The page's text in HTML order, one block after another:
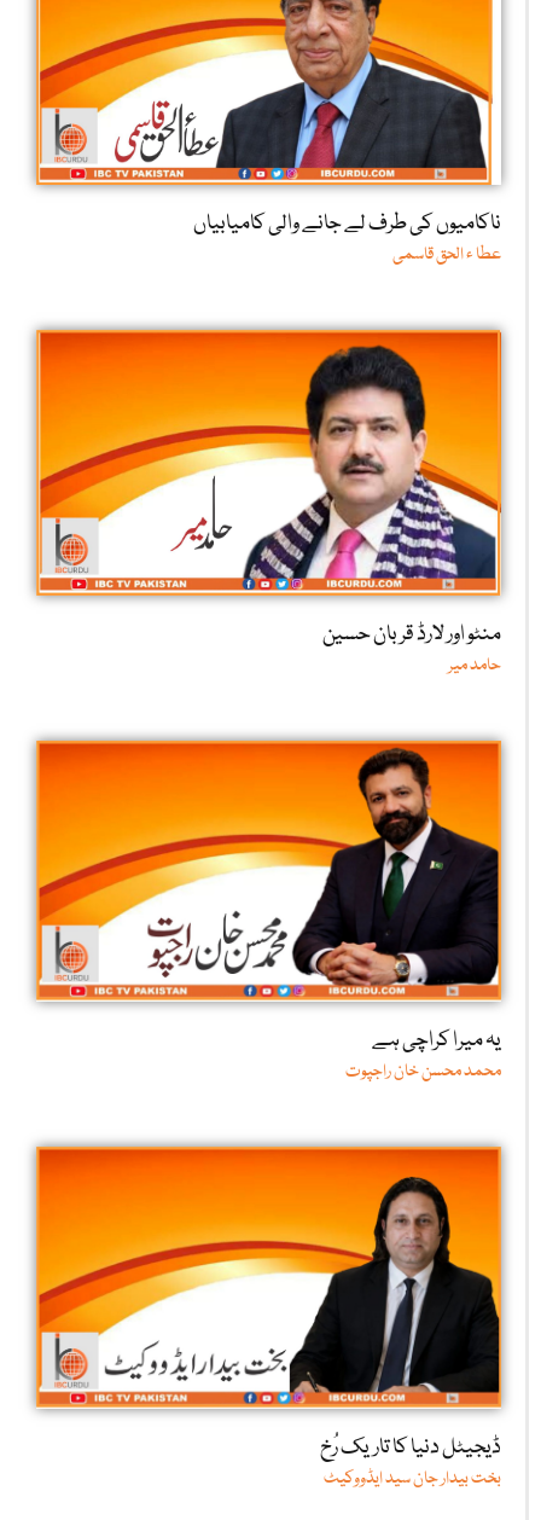
ناکامیوں کی طرف لے جانے والی کامیابیاں
عطا ء الحق قاسمی
منٹو اور لارڈ قربان حسین
حامد میر
یہ میرا کراچی ہے
محمد محسن خان راجپوت
ڈیجیٹل دنیا کا تاریک رُخ
بخت بیدار جان سید ایڈووکیٹ